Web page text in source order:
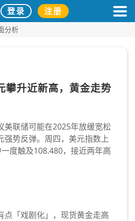
登录 注册
分析
攀升近新高，黄金走势
联储可能在2025年放缓宽松
强势反弹。周四，美元指数上
度触及108.480，接近两年高
「戏剧化」，现货黄金走高